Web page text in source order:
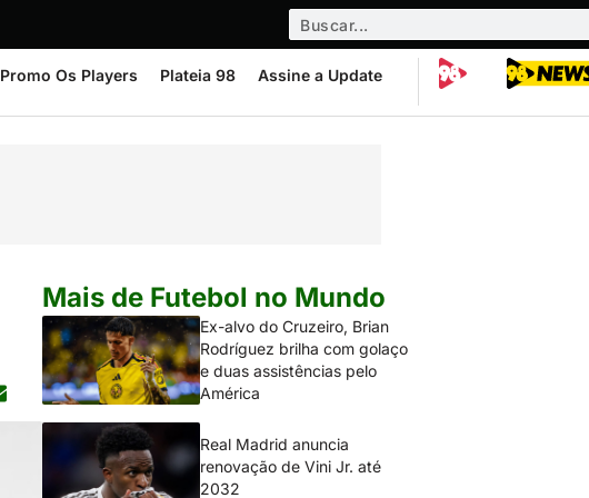
Promo Os Players Plateia 98 Assine a Update
Mais de Futebol no Mundo
Ex-alvo do Cruzeiro, Brian
Rodríguez brilha com golaço
e duas assistências pelo
América
Real Madrid anuncia
renovação de Vini Jr. até
2032